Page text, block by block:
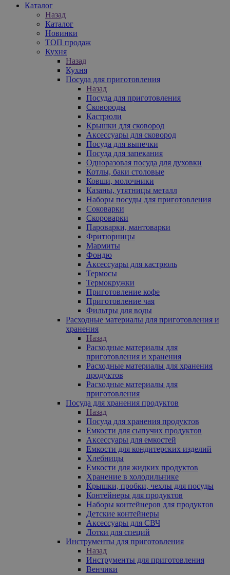
Каталог
Назад
Каталог
Новинки
ТОП продаж
Кухня
Назад
Кухня
Посуда для приготовления
Назад
Посуда для приготовления
Сковороды
Кастрюли
Крышки для сковород
Аксессуары для сковород
Посуда для выпечки
Посуда для запекания
Одноразовая посуда для духовки
Котлы, баки столовые
Ковши, молочники
Казаны, утятницы металл
Наборы посуды для приготовления
Соковарки
Скороварки
Пароварки, мантоварки
Фритюрницы
Мармиты
Фондю
Аксессуары для кастрюль
Термосы
Термокружки
Приготовление кофе
Приготовление чая
Фильтры для воды
Расходные материалы для приготовления и
хранения
Назад
Расходные материалы для
приготовления и хранения
Расходные материалы для хранения
продуктов
Расходные материалы для
приготовления
Посуда для хранения продуктов
Назад
Посуда для хранения продуктов
Емкости для сыпучих продуктов
Аксессуары для емкостей
Емкости для кондитерских изделий
Хлебницы
Емкости для жидких продуктов
Хранение в холодильнике
Крышки, пробки, чехлы для посуды
Контейнеры для продуктов
Наборы контейнеров для продуктов
Детские контейнеры
Аксессуары для СВЧ
Лотки для специй
Инструменты для приготовления
Назад
Инструменты для приготовления
Венчики